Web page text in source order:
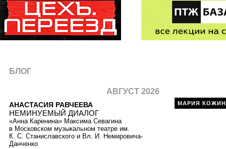
МАРИЯ
БЛОГ
АВГУСТ 2026
АНАСТАСИЯ РАВЧЕЕВА
НЕМИНУЕМЫЙ ДИАЛОГ
«Анна Каренина» Максима Севагина
в Московском музыкальном театре им.
К. С. Станиславского и Вл. И. Немировича-
Данченко